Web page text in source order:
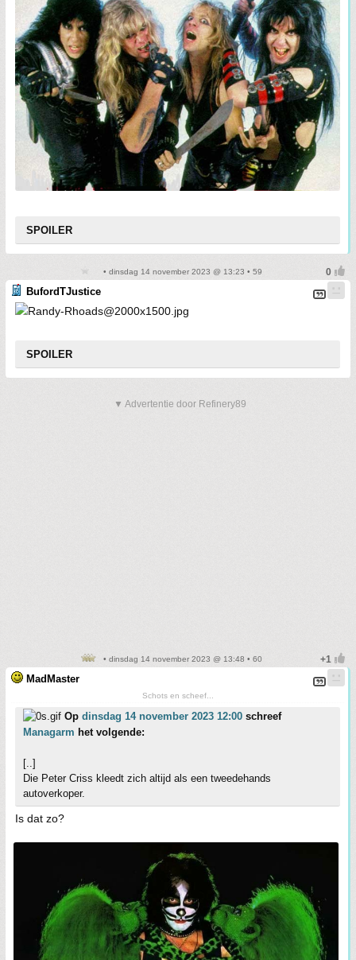
SPOILER
• dinsdag 14 november 2023 @ 13:23 • 59
BufordTJustice
SPOILER
▼ Advertentie door Refinery89
• dinsdag 14 november 2023 @ 13:48 • 60
MadMaster
Schots en scheef...
Op dinsdag 14 november 2023 12:00 schreef
Managarm het volgende:
[..]
Die Peter Criss kleedt zich altijd als een tweedehands
autoverkoper.
Is dat zo?